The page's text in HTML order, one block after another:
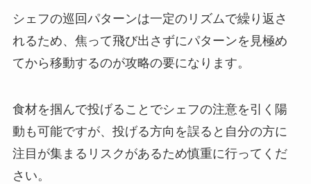
シェフの巡回パターンは一定のリズムで繰り返さ
れるため、焦って飛び出さずにパターンを見極め
てから移動するのが攻略の要になります。
食材を掴んで投げることでシェフの注意を引く陽
動も可能ですが、投げる方向を誤ると自分の方に
注目が集まるリスクがあるため慎重に行ってくだ
さい。